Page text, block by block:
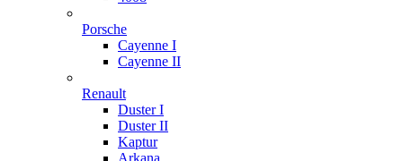
Porsche
Cayenne I
Cayenne II
Renault
Duster I
Duster II
Kaptur
Arkana